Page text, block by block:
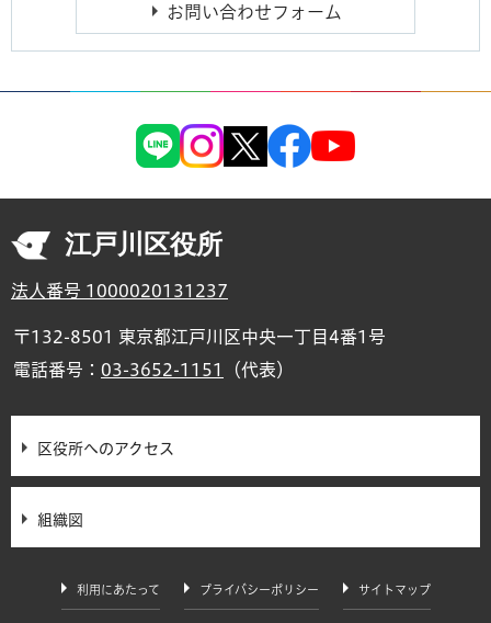
江戸川区役所
法人番号 1000020131237
〒132-8501 東京都江戸川区中央一丁目4番1号
電話番号： 03-3652-1151 （代表）
区役所へのアクセス
組織図
利用にあたって プライバシーポリシー サイトマップ